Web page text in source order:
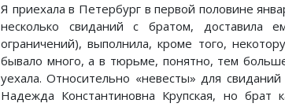
Я приехала в Петербург в первой половине
несколько свиданий с братом, доставила
ограничений), выполнила, кроме того,
бывало много, а в тюрьме, понятно, тем
уехала. Относительно «невесты» для
Надежда Константиновна Крупская, но брат